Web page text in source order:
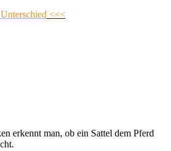
<<<
erkennt man, ob ein Sattel dem Pferd